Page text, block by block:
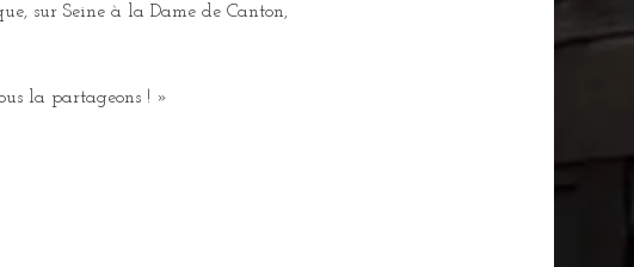
sur Seine à la Dame de Canton,
la partageons ! »